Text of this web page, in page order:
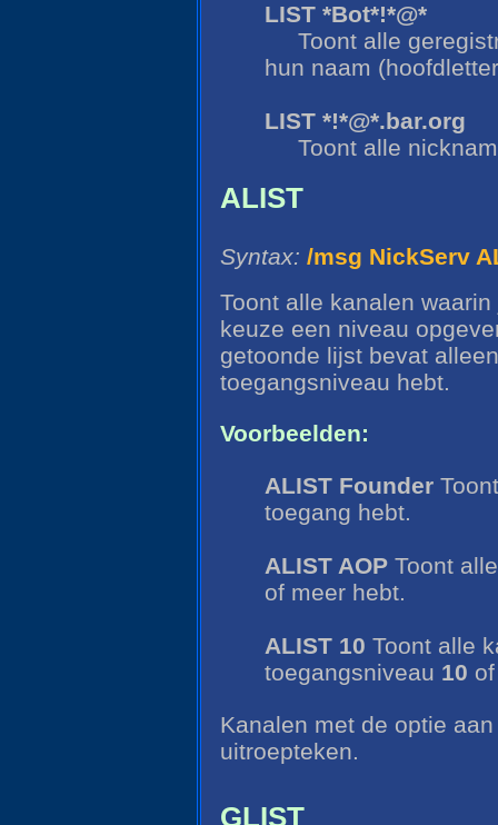
LIST *Bot*!*@*
Toont alle
hun naam
LIST *!*@*.bar.org
Toont alle
ALIST
Syntax: /msg NickServ
Toont alle kanalen
keuze een niveau
getoonde lijst bevat
toegangsniveau hebt.
Voorbeelden:
ALIST Founder
toegang hebt.
ALIST AOP Toont
of meer hebt.
ALIST 10 Toont alle
toegangsniveau 10
Kanalen met de optie
uitroepteken.
GLIST